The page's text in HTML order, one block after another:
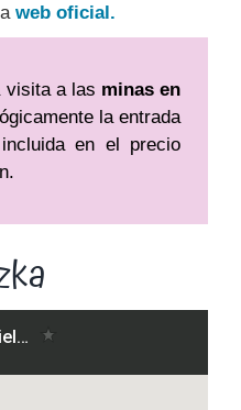
web oficial.
visita a las minas en
la entrada
en el precio